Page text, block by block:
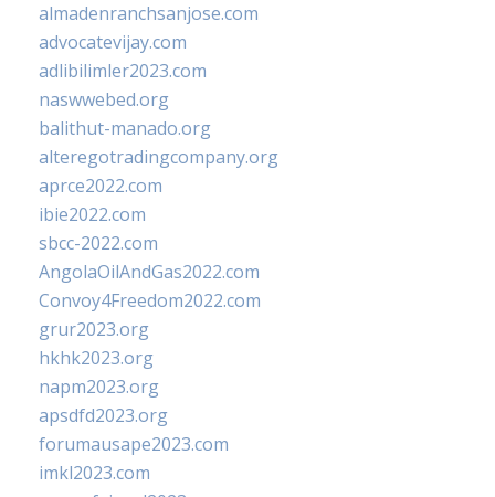
almadenranchsanjose.com
advocatevijay.com
adlibilimler2023.com
naswwebed.org
balithut-manado.org
alteregotradingcompany.org
aprce2022.com
ibie2022.com
sbcc-2022.com
AngolaOilAndGas2022.com
Convoy4Freedom2022.com
grur2023.org
hkhk2023.org
napm2023.org
apsdfd2023.org
forumausape2023.com
imkl2023.com